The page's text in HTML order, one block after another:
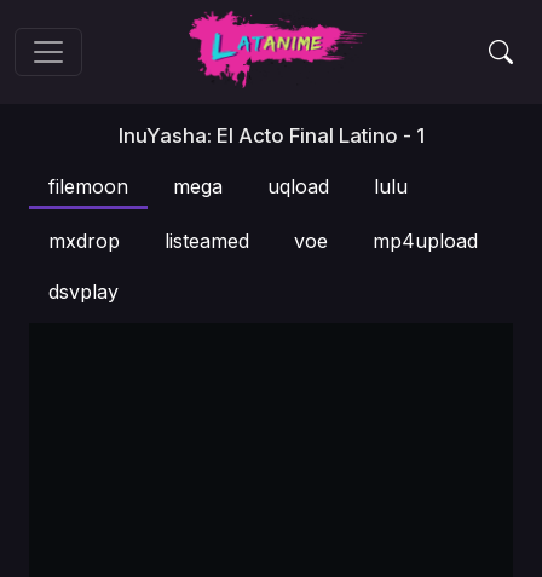
InuYasha: El Acto Final Latino - 1
filemoon mega uqload lulu
mxdrop listeamed voe mp4upload
dsvplay